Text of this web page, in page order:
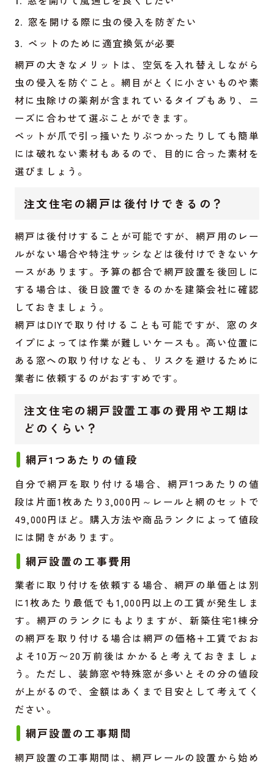
窓を開ける際に虫の侵入を防ぎたい
ペットのために適宜換気が必要
網戸の大きなメリットは、空気を入れ替えしながら
虫の侵入を防ぐこと。網目がとくに小さいものや素
材に虫除けの薬剤が含まれているタイプもあり、ニ
ーズに合わせて選ぶことができます。
ペットが爪で引っ掻いたりぶつかったりしても簡単
には破れない素材もあるので、目的に合った素材を
選びましょう。
注文住宅の網戸は後付けできるの？
網戸は後付けすることが可能ですが、網戸用のレー
ルがない場合や特注サッシなどは後付けできないケ
ースがあります。予算の都合で網戸設置を後回しに
する場合は、後日設置できるのかを建築会社に確認
しておきましょう。
網戸はDIYで取り付けることも可能ですが、窓のタ
イプによっては作業が難しいケースも。高い位置に
ある窓への取り付けなども、リスクを避けるために
業者に依頼するのがおすすめです。
注文住宅の網戸設置工事の費用や工期は
どのくらい？
網戸1つあたりの値段
自分で網戸を取り付ける場合、網戸1つあたりの値
段は片面1枚あたり3,000円～レールと網のセットで
49,000円ほど。購入方法や商品ランクによって値段
には開きがあります。
網戸設置の工事費用
業者に取り付けを依頼する場合、網戸の単価とは別
に1枚あたり最低でも1,000円以上の工賃が発生しま
す。網戸のランクにもよりますが、新築住宅1棟分
の網戸を取り付ける場合は網戸の価格+工賃でおお
よそ10万〜20万前後はかかると考えておきましょ
う。ただし、装飾窓や特殊窓が多いとその分の値段
が上がるので、金額はあくまで目安として考えてく
ださい。
網戸設置の工事期間
網戸設置の工事期間は、網戸レールの設置から始め